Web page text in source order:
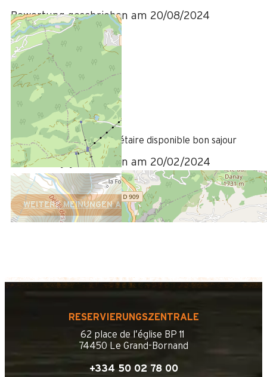
Bewertung geschrieben am 20/08/2024
Februar 2024
MYRIAM
Plus de 50 ans
Femme
/ 5
Tres satisfaisant et propriétaire disponible bon sajour
Bewertung geschrieben am 20/02/2024
WEITERE MEINUNGEN ANZEIGEN
RESERVIERUNGSZENTRALE
62 place de l’église BP 11
74450 Le Grand-Bornand
+334 50 02 78 00